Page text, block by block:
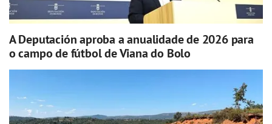
A Deputación aproba a anualidade de 2026 para
o campo de fútbol de Viana do Bolo